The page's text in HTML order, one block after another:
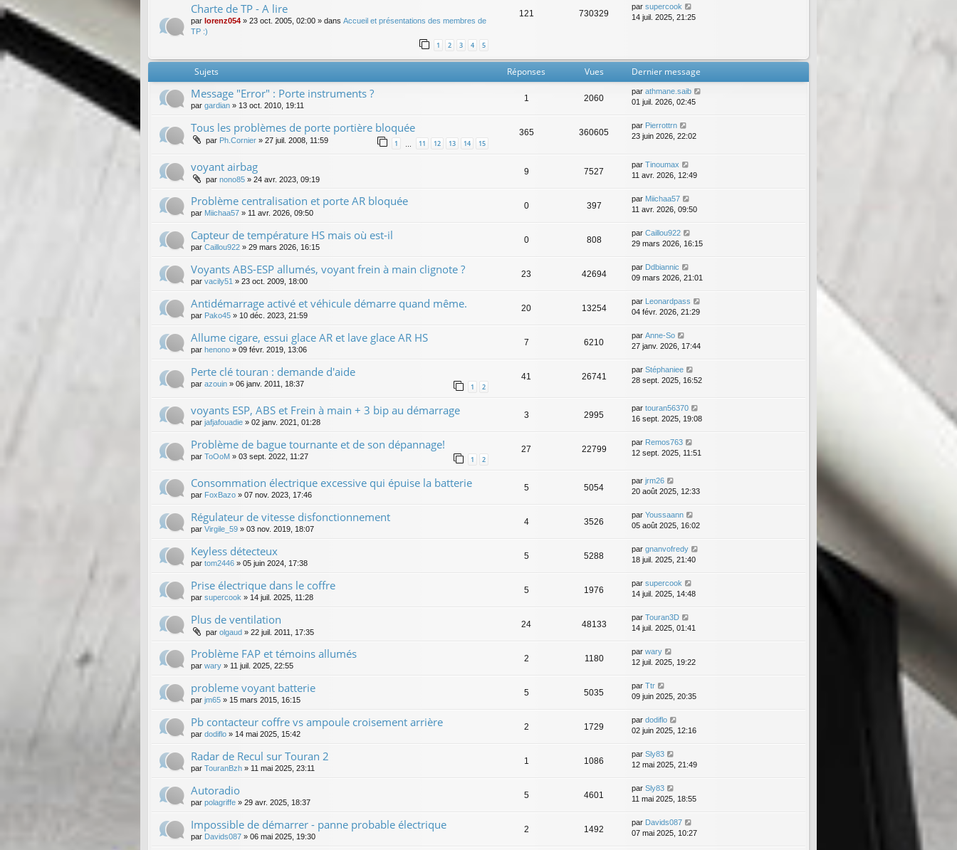
Charte de TP - A lire
par lorenz054 » 23 oct. 2005, 02:00 » dans Accueil et présentations des membres de
TP :)
1 2 3 4 5
121 730329
par supercook
14 juil. 2025, 21:25
Sujets Réponses Vues Dernier message
Message "Error" : Porte instruments ?
par gardian » 13 oct. 2010, 19:11
1 2060
par athmane.saib
01 juil. 2026, 02:45
Tous les problèmes de porte portière bloquée
par Ph.Cornier » 27 juil. 2008, 11:59 1 11 12 13 14 15
365 360605
par Pierrottrn
23 juin 2026, 22:02
voyant airbag
par nono85 » 24 avr. 2023, 09:19
9 7527
par Tinoumax
11 avr. 2026, 12:49
Problème centralisation et porte AR bloquée
par Miichaa57 » 11 avr. 2026, 09:50
0 397
par Miichaa57
11 avr. 2026, 09:50
Capteur de température HS mais où est-il
par Caillou922 » 29 mars 2026, 16:15
0 808
par Caillou922
29 mars 2026, 16:15
Voyants ABS-ESP allumés, voyant frein à main clignote ?
par vacily51 » 23 oct. 2009, 18:00
23 42694
par Ddbiannic
09 mars 2026, 21:01
Antidémarrage activé et véhicule démarre quand même.
par Pako45 » 10 déc. 2023, 21:59
20 13254
par Leonardpass
04 févr. 2026, 21:29
Allume cigare, essui glace AR et lave glace AR HS
par henono » 09 févr. 2019, 13:06
7 6210
par Anne-So
27 janv. 2026, 17:44
Perte clé touran : demande d'aide
par azouin » 06 janv. 2011, 18:37 1 2
41 26741
par Stéphaniee
28 sept. 2025, 16:52
voyants ESP, ABS et Frein à main + 3 bip au démarrage
par jafjafouadie » 02 janv. 2021, 01:28
3 2995
par touran56370
16 sept. 2025, 19:08
Problème de bague tournante et de son dépannage!
par ToOoM » 03 sept. 2022, 11:27 1 2
27 22799
par Remos763
12 sept. 2025, 11:51
Consommation électrique excessive qui épuise la batterie
par FoxBazo » 07 nov. 2023, 17:46
5 5054
par jrm26
20 août 2025, 12:33
Régulateur de vitesse disfonctionnement
par Virgile_59 » 03 nov. 2019, 18:07
4 3526
par Youssaann
05 août 2025, 16:02
Keyless détecteux
par tom2446 » 05 juin 2024, 17:38
5 5288
par gnanvofredy
18 juil. 2025, 21:40
Prise électrique dans le coffre
par supercook » 14 juil. 2025, 11:28
5 1976
par supercook
14 juil. 2025, 14:48
Plus de ventilation
par olgaud » 22 juil. 2011, 17:35
24 48133
par Touran3D
14 juil. 2025, 01:41
Problème FAP et témoins allumés
par wary » 11 juil. 2025, 22:55
2 1180
par wary
12 juil. 2025, 19:22
probleme voyant batterie
par jm65 » 15 mars 2015, 16:15
5 5035
par Ttr
09 juin 2025, 20:35
Pb contacteur coffre vs ampoule croisement arrière
par dodiflo » 14 mai 2025, 15:42
2 1729
par dodiflo
02 juin 2025, 12:16
Radar de Recul sur Touran 2
par TouranBzh » 11 mai 2025, 23:11
1 1086
par Sly83
12 mai 2025, 21:49
Autoradio
par polagriffe » 29 avr. 2025, 18:37
5 4601
par Sly83
11 mai 2025, 18:55
Impossible de démarrer - panne probable électrique
par Davids087 » 06 mai 2025, 19:30
2 1492
par Davids087
07 mai 2025, 10:27